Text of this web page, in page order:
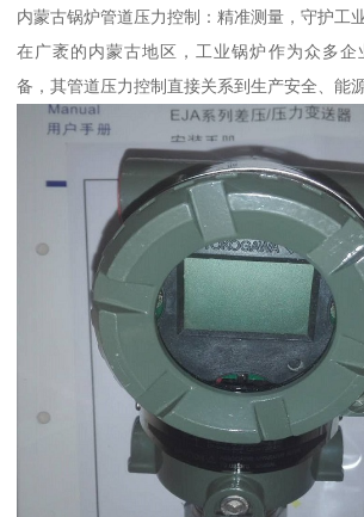
内蒙古锅炉管道压力控制：精准测量，守护工
在广袤的内蒙古地区，工业锅炉作为众多企
备，其管道压力控制直接关系到生产安全、能